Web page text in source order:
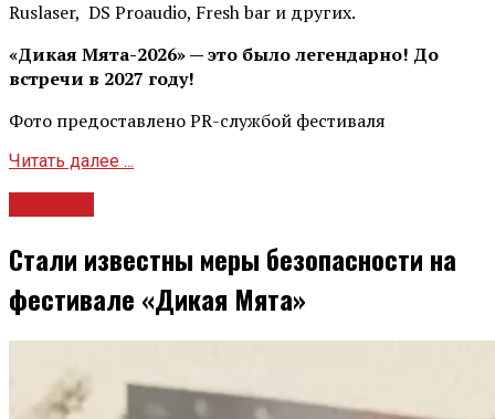
Ruslaser, DS Proaudio, Fresh bar и других.
«Дикая Мята-2026» — это было легендарно! До
встречи в 2027 году!
Фото предоставлено PR-службой фестиваля
Читать далее ...
Стали известны меры безопасности на
фестивале «Дикая Мята»